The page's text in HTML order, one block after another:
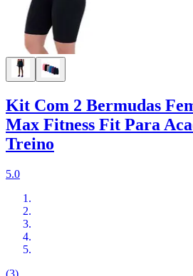
Kit Com 2 Bermudas
Max Fitness Fit Para
Treino
5.0
(3)